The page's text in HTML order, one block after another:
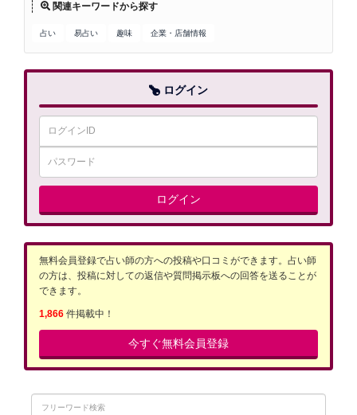
関連キーワードから探す
占い 易占い 趣味 企業・店舗情報
ログイン
ログイン
無料会員登録で占い師の方への投稿や口コミができます。占い師
の方は、投稿に対しての返信や質問掲示板への回答を送ることが
できます。
1,866 件掲載中！
今すぐ無料会員登録